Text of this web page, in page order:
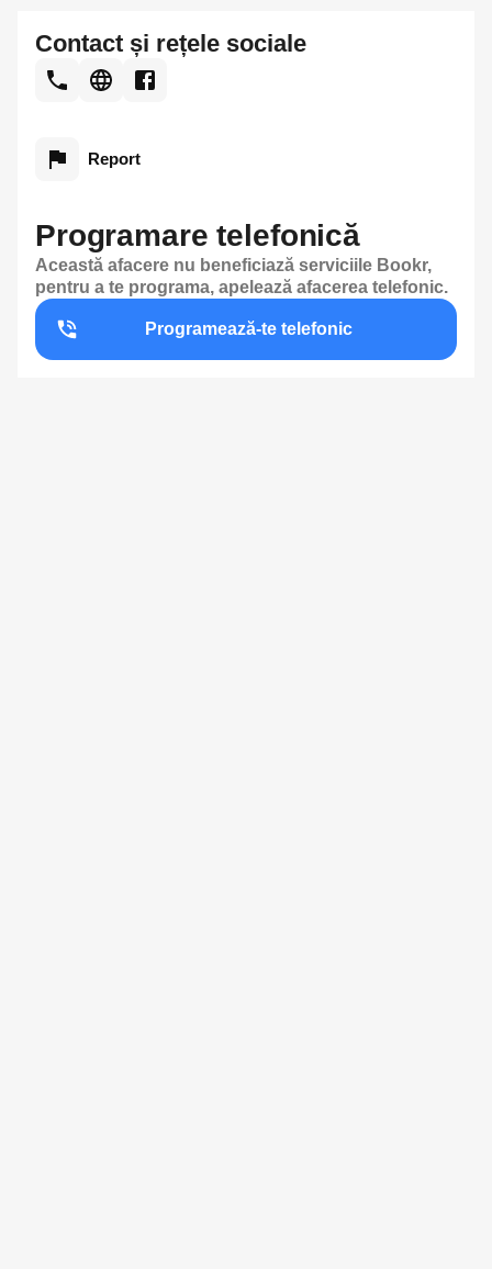
Programare telefonică
Această afacere nu beneficiază serviciile Bookr,
pentru a te programa, apelează afacerea telefonic.
Programează-te telefonic
Contact și rețele sociale
Report